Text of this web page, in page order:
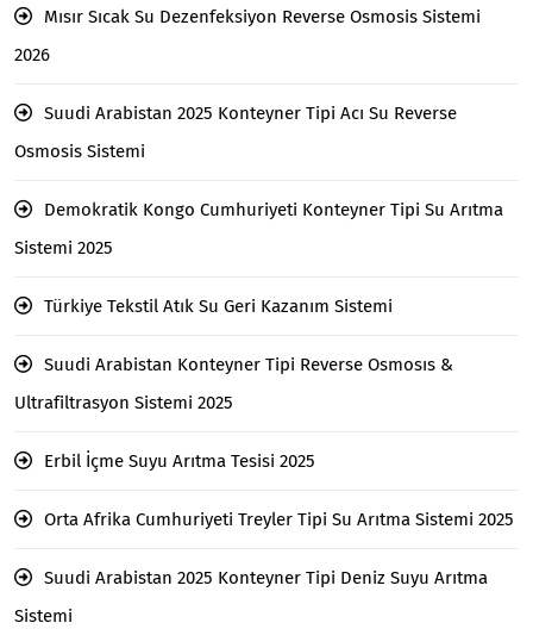
Mısır Sıcak Su Dezenfeksiyon Reverse Osmosis Sistemi
2026
Suudi Arabistan 2025 Konteyner Tipi Acı Su Reverse
Osmosis Sistemi
Demokratik Kongo Cumhuriyeti Konteyner Tipi Su Arıtma
Sistemi 2025
Türkiye Tekstil Atık Su Geri Kazanım Sistemi
Suudi Arabistan Konteyner Tipi Reverse Osmosıs &
Ultrafiltrasyon Sistemi 2025
Erbil İçme Suyu Arıtma Tesisi 2025
Orta Afrika Cumhuriyeti Treyler Tipi Su Arıtma Sistemi 2025
Suudi Arabistan 2025 Konteyner Tipi Deniz Suyu Arıtma
Sistemi